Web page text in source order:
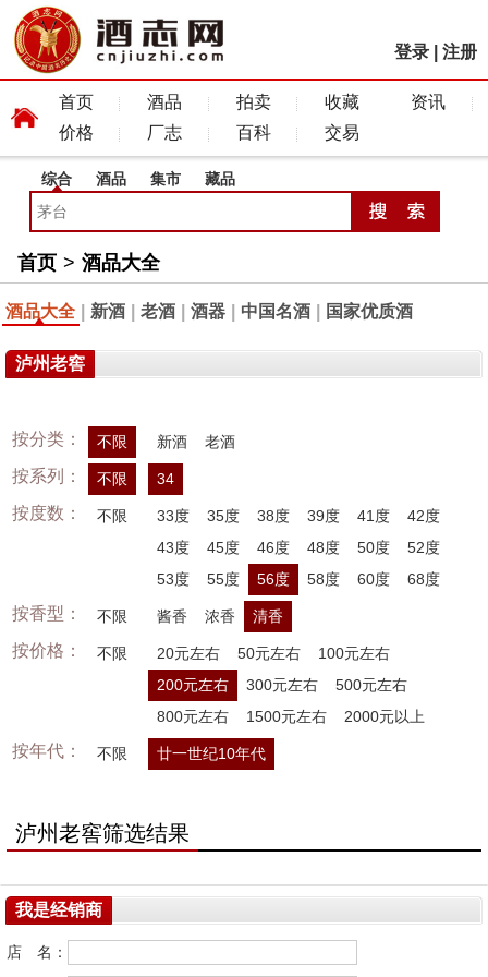
登录 注册
首页 酒品 拍卖 收藏
资讯
价格
厂志 百科 交易
综合 酒品 集市 藏品
首页 > 酒品大全
酒品大全 新酒 老酒 酒器 中国名酒 国家优质酒
泸州老窖
按分类： 不限 新酒 老酒
按系列： 不限 34
按度数： 不限 33度 35度 38度 39度 41度
42度
43度
45度 46度 48度 50度
52度
53度
55度 56度 58度 60度 68度
按香型： 不限 酱香 浓香 清香
按价格： 不限 20元左右 50元左右
100元左右
200元左右
300元左右
500元左右
800元左右
1500元左右 2000元以上
按年代： 不限 廿一世纪10年代
泸州老窖筛选结果
我是经销商
店 名：